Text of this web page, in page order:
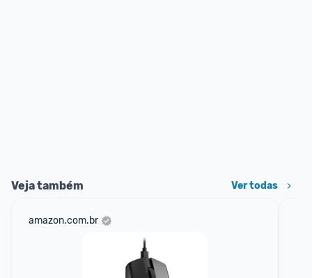
Veja também Ver todas
amazon.com.br